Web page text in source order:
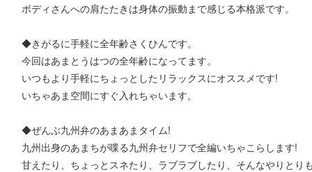
ボディさんへの肩たたきは身体の振動まで感じる本格派です。
◆きがるに手軽に全年齢さくひんです。
今回はあまとうはつの全年齢になってます。
いつもより手軽にちょっとしたリラックスにオススメです!
いちゃあま空間にすぐ入れちゃいます。
◆ぜんぶ九州弁のあまあまタイム!
九州出身のあまちが喋る九州弁セリフで全編いちゃこらします!
甘えたり、ちょっとスネたり、ラブラブしたり、そんなやりとり